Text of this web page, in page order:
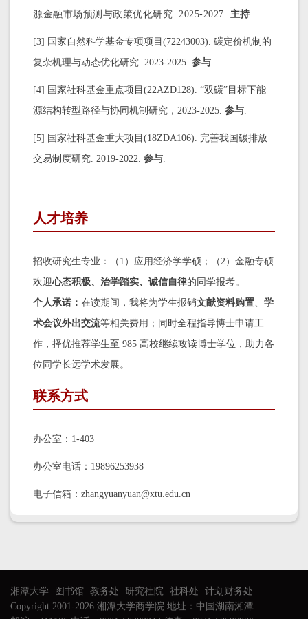
源金融市场预测与政策优化研究. 2025-2027. 主持.
[3] 国家自然科学基金专项项目(72243003). 碳定价机制的
复杂机理与动态优化研究. 2023-2025. 参与.
[4] 国家社科基金重点项目(22AZD128). “双碳”目标下能
源结构转型路径与协同机制研究，2023-2025. 参与.
[5] 国家社科基金重大项目(18ZDA106). 完善我国碳排放
交易制度研究. 2019-2022. 参与.
人才培养
招收研究生专业：（1）应用经济学学硕；（2）金融专硕
欢迎心态积极、治学踏实、诚信自律的同学报考。
个人承诺： 在读期间，我将为学生报销文献资料购置、 学
术会议外出交流等相关费用；同时全程指导博士申请工
作，择优推荐学生至 985 高校继续攻读博士学位，助力各
位同学长远学术发展。
联系方式
办公室：1-403
办公室电话：19896253938
电子信箱：zhangyuanyuan@xtu.edu.cn
湘潭大学 图书馆 教务处 研究社院 社科处
计划财务处
Copyright 2001-2026 湘潭大学商学院 地址：中国湖南湘潭